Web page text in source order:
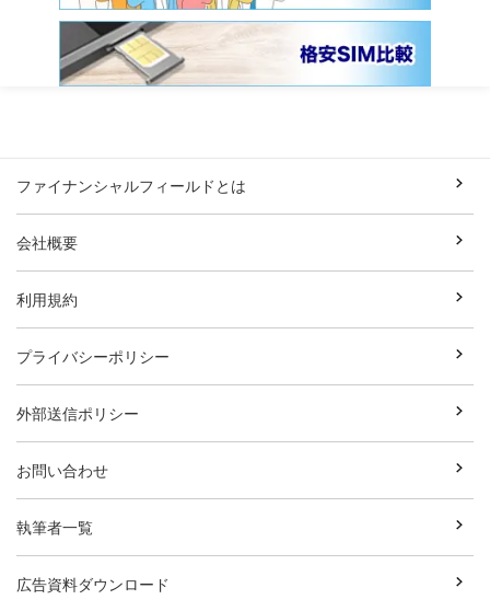
ファイナンシャルフィールドとは
会社概要
利用規約
プライバシーポリシー
外部送信ポリシー
お問い合わせ
執筆者一覧
広告資料ダウンロード